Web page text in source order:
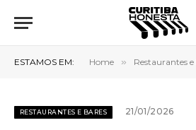
ESTAMOS EM: Home » Restaurantes e
RESTAURANTES E BARES 21/01/2026